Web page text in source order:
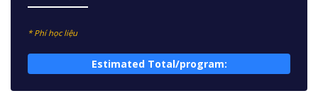
* Phí học liệu
Estimated Total/program: